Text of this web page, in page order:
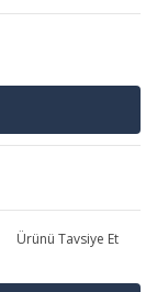
Ürünü Tavsiye Et